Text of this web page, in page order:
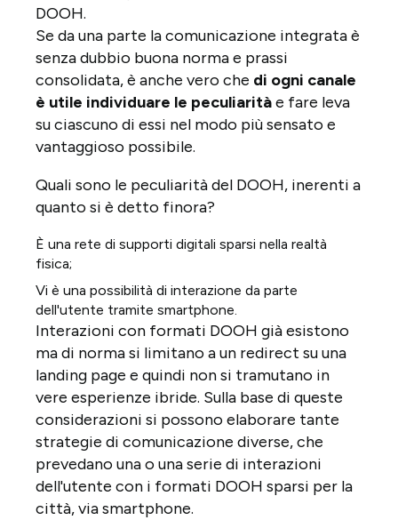
DOOH.
Se da una parte la comunicazione integrata è
senza dubbio buona norma e prassi
consolidata, è anche vero che di ogni canale
è utile individuare le peculiaritàe fare leva
su ciascuno di essi nel modo più sensato e
vantaggioso possibile.
Quali sono le peculiarità del DOOH, inerenti a
quanto si è detto finora?
È una rete di supporti digitali sparsi nella realtà
fisica;
Vi è una possibilità di interazione da parte
dell'utente tramite smartphone.
Interazioni con formati DOOH già esistono
ma di norma si limitano a un redirect su una
landing page e quindi non si tramutano in
vere esperienze ibride. Sulla base di queste
considerazioni si possono elaborare tante
strategie di comunicazione diverse, che
prevedano una o una serie di interazioni
dell'utente con i formati DOOH sparsi per la
città, via smartphone.